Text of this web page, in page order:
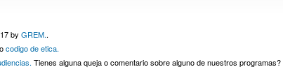
by GREM..
codigo de etica.
Tienes alguna queja o comentario sobre alguno de nuestros programas?